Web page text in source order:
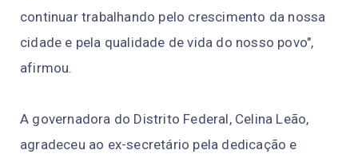
continuar trabalhando pelo crescimento da nossa
cidade e pela qualidade de vida do nosso povo",
afirmou.
A governadora do Distrito Federal, Celina Leão,
agradeceu ao ex-secretário pela dedicação e